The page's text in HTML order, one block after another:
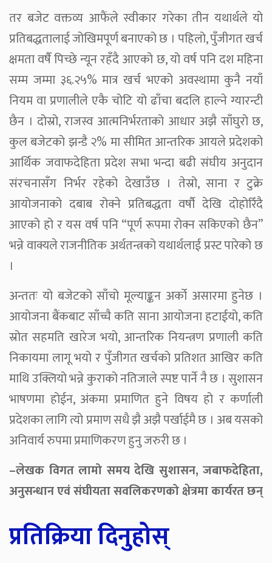
तर बजेट वक्तव्य आफैंले स्वीकार गरेका तीन यथार्थले यो
प्रतिबद्धतालाई जोखिमपूर्ण बनाएको छ । पहिलो, पुँजीगत खर्च
क्षमता वर्षै पिच्छे न्यून रहँदै आएको छ, यो वर्ष पनि दश महिना
सम्म जम्मा ३६.२५% मात्र खर्च भएको अवस्थामा कुनै नयाँ
नियम वा प्रणालीले एकै चोटि यो ढाँचा बदलि हाल्ने ग्यारन्टी
छैन । दोस्रो, राजस्व आत्मनिर्भरताको आधार अझै साँघुरो छ,
कुल बजेटको झन्डै २% मा सीमित आन्तरिक आयले प्रदेशको
आर्थिक जवाफदेहिता प्रदेश सभा भन्दा बढी संघीय अनुदान
संरचनासँग निर्भर रहेको देखाउँछ । तेस्रो, साना र टुक्रे
आयोजनाको दबाब रोक्ने प्रतिबद्धता वर्षौ देखि दोहोरिँदै
आएको हो र यस वर्ष पनि “पूर्ण रूपमा रोक्न सकिएको छैन”
भन्ने वाक्यले राजनीतिक अर्थतन्त्रको यथार्थलाई प्रस्ट पारेको छ
।
अन्ततः यो बजेटको साँचो मूल्याङ्कन अर्को असारमा हुनेछ ।
आयोजना बैंकबाट साँच्चै कति साना आयोजना हटाईयो, कति
स्रोत सहमति खारेज भयो, आन्तरिक नियन्त्रण प्रणाली कति
निकायमा लागू भयो र पुँजीगत खर्चको प्रतिशत आखिर कति
माथि उक्लियो भन्ने कुराको नतिजाले स्पष्ट पार्ने नै छ । सुशासन
भाषणमा होईन, अंकमा प्रमाणित हुने विषय हो र कर्णाली
प्रदेशका लागि त्यो प्रमाण सधै झै अझै पर्खाईमै छ । अब यसको
अनिवार्य रुपमा प्रमाणिकरण हुनु जरुरी छ ।
–लेखक विगत लामो समय देखि सुशासन, जबाफदेहिता,
अनुसन्धान एवं संघीयता सवलिकरणको क्षेत्रमा कार्यरत छन्
प्रतिक्रिया दिनुहोस्